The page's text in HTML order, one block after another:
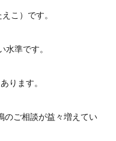
こ）です。
準です。
ります。
のご相談が益々増えてい